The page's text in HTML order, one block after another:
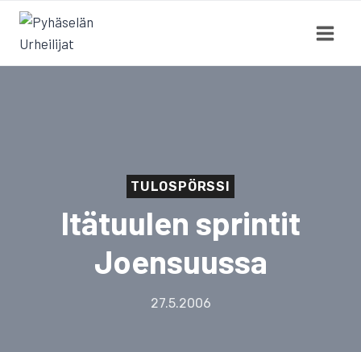
Siirry
sisältöön
TULOSPÖRSSI
Itätuulen sprintit
Joensuussa
27.5.2006